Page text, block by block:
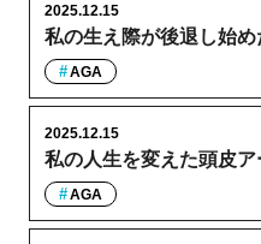
私の生え際が後退し始め
2025.12.15
AGA
私の人生を変えた頭皮
2025.12.15
AGA